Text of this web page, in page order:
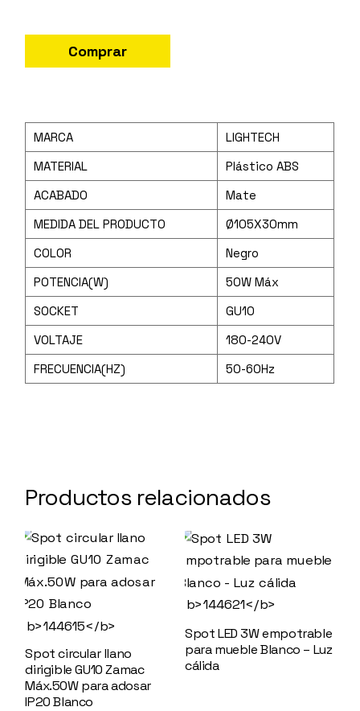
Comprar
MARCA
LIGHTECH
MATERIAL
Plástico ABS
ACABADO
Mate
MEDIDA DEL PRODUCTO
Ø105X30mm
COLOR
Negro
POTENCIA(W)
50W Máx
SOCKET
GU10
VOLTAJE
180-240V
FRECUENCIA(HZ)
50-60Hz
Productos relacionados
Spot circular llano
dirigible GU10 Zamac
Máx.50W para adosar
IP20 Blanco
Spot LED 3W empotrable
para mueble Blanco – Luz
cálida